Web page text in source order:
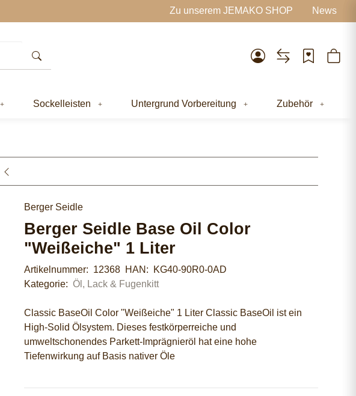
Zu unserem JEMAKO SHOP News
Sockelleisten Untergrund Vorbereitung Zubehör
Berger Seidle
Berger Seidle Base Oil Color
"Weißeiche" 1 Liter
Artikelnummer: 12368 HAN:
KG40-90R0-0AD
Kategorie:Öl, Lack & Fugenkitt
Classic BaseOil Color "Weißeiche" 1 Liter Classic BaseOil ist ein
High-Solid Ölsystem. Dieses festkörperreiche und
umweltschonendes Parkett-Imprägnieröl hat eine hohe
Tiefenwirkung auf Basis nativer Öle